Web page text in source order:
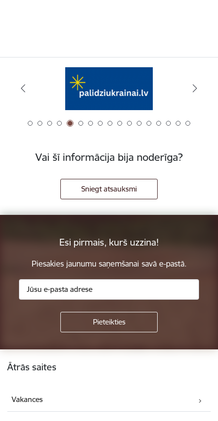
Vai šī informācija bija noderīga?
Sniegt atsauksmi
Esi pirmais, kurš uzzina!
Piesakies jaunumu saņemšanai savā e-pastā.
Kājene
Ātrās saites
Vakances